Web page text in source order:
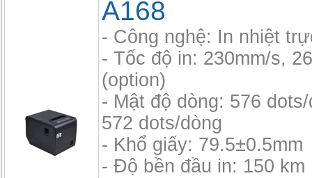
A168
- Công nghệ: In nhiệt
- Tốc độ in: 230mm/s,
(option)
- Mật độ dòng: 576
572 dots/dòng
- Khổ giấy: 79.5±0.5mm
- Độ bền đầu in: 150 km